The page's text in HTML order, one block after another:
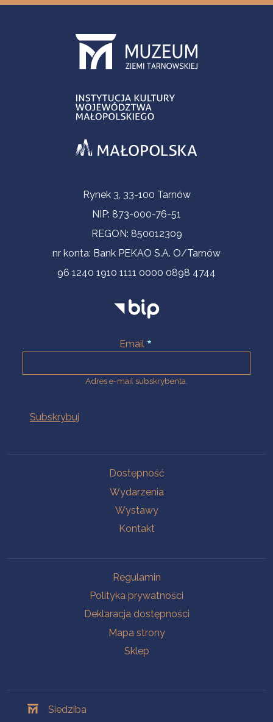
Informacje kontaktoweRynek 3, 33-100 Tarnów
NIP: 873-000-76-51
REGON: 850012309
nr konta: Bank PEKAO S.A. O/Tarnów
96 1240 1910 1111 0000 0898 4744
Email
Adres e-mail subskrybenta.
Dostępność
Wydarzenia
Wystawy
Kontakt
Regulamin
Polityka prywatności
Deklaracja dostępności
Mapa strony
Sklep
Siedziba